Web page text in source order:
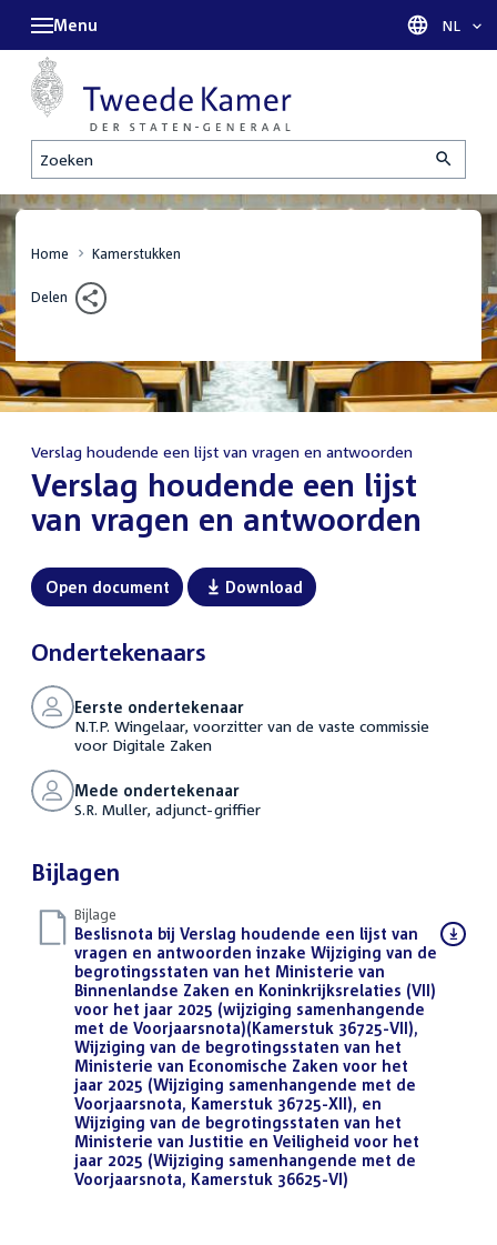
Zoeken
Menu Taal
NL
Home Kamerstukken
Delen
Verslag houdende een lijst van vragen en antwoorden
:Verslag houdende een lijst
van vragen en antwoorden
Open document Download
Ondertekenaars
Eerste ondertekenaar
N.T.P. Wingelaar, voorzitter van de vaste commissie
voor Digitale Zaken
Mede ondertekenaar
S.R. Muller, adjunct-griffier
Bijlagen
Bijlage
Download
bestand:
Beslisnota bij Verslag houdende een lijst van
vragen en antwoorden inzake Wijziging van de
begrotingsstaten van het Ministerie van
Binnenlandse Zaken en Koninkrijksrelaties (VII)
voor het jaar 2025 (wijziging samenhangende
met de Voorjaarsnota)(Kamerstuk 36725-VII),
Wijziging van de begrotingsstaten van het
Ministerie van Economische Zaken voor het
jaar 2025 (Wijziging samenhangende met de
Voorjaarsnota, Kamerstuk 36725-XII), en
Wijziging van de begrotingsstaten van het
Ministerie van Justitie en Veiligheid voor het
jaar 2025 (Wijziging samenhangende met de
Voorjaarsnota, Kamerstuk 36625-VI)